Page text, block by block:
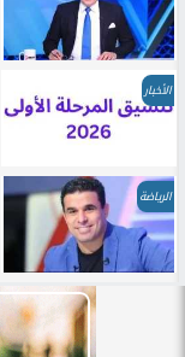
الأخبار
الرياضة